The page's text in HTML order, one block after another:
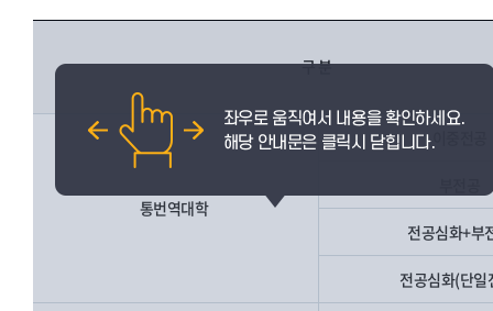
구 분
통번역대학
전공심화+부
전공심화(단